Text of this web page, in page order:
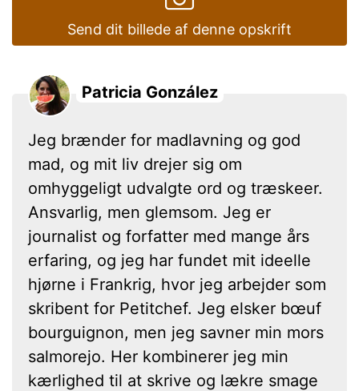
Send dit billede af denne opskrift
Patricia González
Jeg brænder for madlavning og god
mad, og mit liv drejer sig om
omhyggeligt udvalgte ord og træskeer.
Ansvarlig, men glemsom. Jeg er
journalist og forfatter med mange års
erfaring, og jeg har fundet mit ideelle
hjørne i Frankrig, hvor jeg arbejder som
skribent for Petitchef. Jeg elsker bœuf
bourguignon, men jeg savner min mors
salmorejo. Her kombinerer jeg min
kærlighed til at skrive og lækre smage